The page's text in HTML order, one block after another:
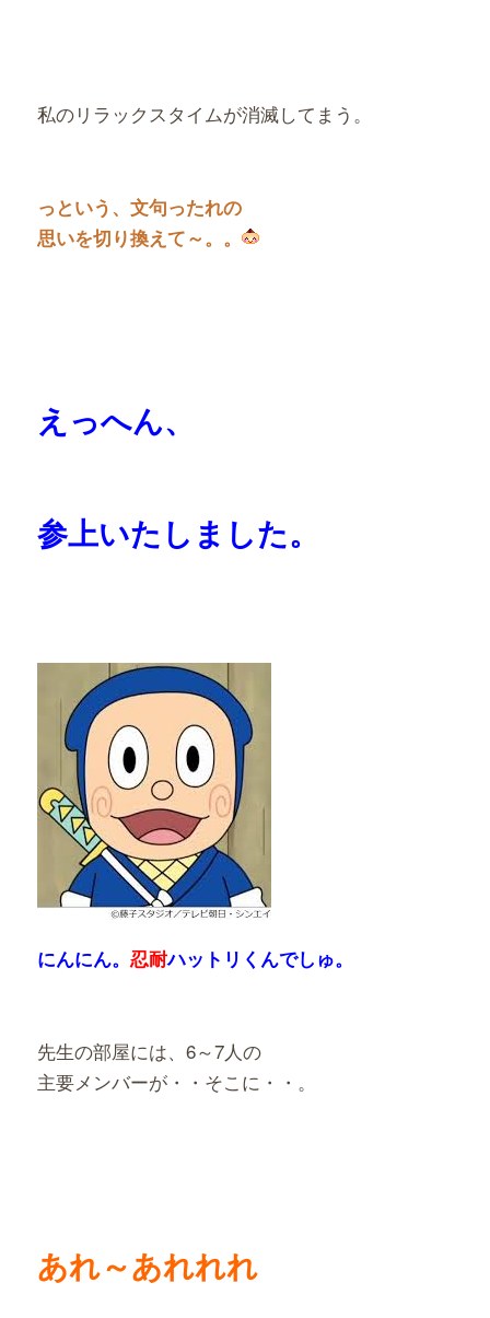
私のリラックスタイムが消滅してまう。
っという、文句ったれの
思いを切り換えて～。。
えっへん、
参上いたしました。
にんにん。 忍耐ハットリくんでしゅ。
先生の部屋には、6～7人の
主要メンバーが・・そこに・・。
あれ～あれれれ